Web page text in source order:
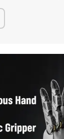
无框力矩电机系
进自动化系统设计